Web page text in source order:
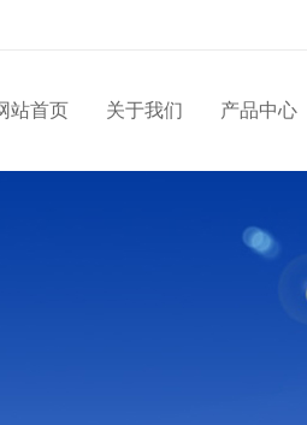
站首页 关于我们 产品中心